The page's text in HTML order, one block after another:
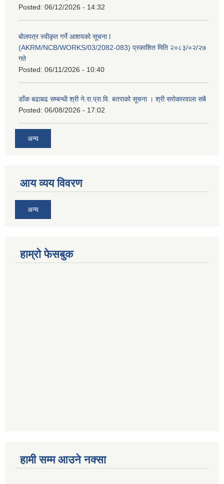
Posted: 06/12/2026 - 14:32
बोलपत्र स्वीकृत गर्ने आशयको सूचना l
(AKRM/NCB/WORKS/03/2082-083) प्रकाशित मिति २०८३/०२/२७
गते
Posted: 06/11/2026 - 10:40
डाँक बढाबढ सम्बन्धी श्री ने.रा.प्रा.वि. बतराको सूचना । श्री सरोकारवाला सबै
Posted: 06/08/2026 - 17:02
अन्य
आय व्यय विवरण
अन्य
हाम्रो फेसबुक
हामी सम्म आउने नक्सा